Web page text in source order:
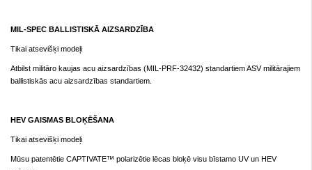
MIL-SPEC BALLISTISKĀ AIZSARDZĪBA
Tikai atsevišķi modeļi
Atbilst militāro kaujas acu aizsardzības (MIL-PRF-32432) standartiem ASV militārajiem
ballistiskās acu aizsardzības standartiem.
HEV GAISMAS BLOĶĒŠANA
Tikai atsevišķi modeļi
Mūsu patentētie CAPTIVATE™ polarizētie lēcas bloķē visu bīstamo UV un HEV